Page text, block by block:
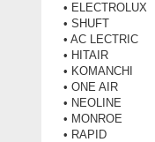
• ELECTROLUX
• SHUFT
• AC LECTRIC
• HITAIR
• KOMANCHI
• ONE AIR
• NEOLINE
• MONROE
• RAPID